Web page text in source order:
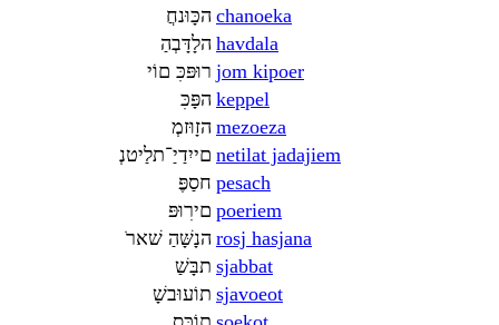
חֲנוּכָּה chanoeka
הַבְדָּלָה havdala
יוֹם כִּפּוּר jom kipoer
כִּפָּה keppel
מְזוּזָה mezoeza
נְטילַת־יַדַיִים netilat jadajiem
פֶּסַח pesach
פּוּרִים poeriem
רֹאשׁ הַשָּׁנָה rosj hasjana
שַׁבָּת sjabbat
שָׁבוּעוֹת sjavoeot